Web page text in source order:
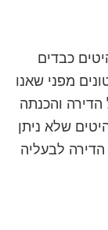
כבדים
מפני שאנו
והכנתה
שלא ניתן
הדירה לבעליה